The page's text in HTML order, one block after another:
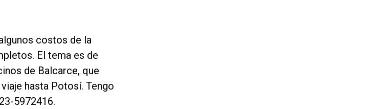
costos de la
El tema es de
de Balcarce, que
hasta Potosí. Tengo
5972416.